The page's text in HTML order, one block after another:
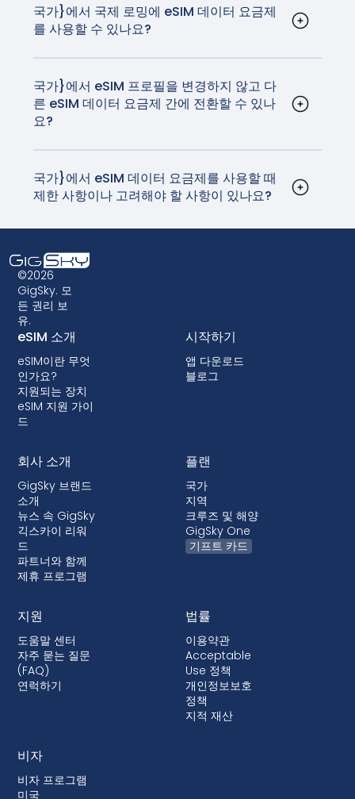
사를 변경할 수 있습니다.
국가}에서 국제 로밍에 eSIM 데이터 요금제
를 사용할 수 있나요?
신사가 부과하는 데이터 로밍 비용의 일부로 고품질
의 안정적인 네트워크와 연결을 제공합니다.
국가}에서 eSIM 프로필을 변경하지 않고 다
른 eSIM 데이터 요금제 간에 전환할 수 있나
요?
정은 매우 간단하며 실제 SIM 카드를 교체할 필요가
없습니다. 집에 돌아가기 전에 SIM 카드를 분실하지
니다.
국가}에서 eSIM 데이터 요금제를 사용할 때
제한 사항이나 고려해야 할 사항이 있나요?
호환되는지 확인하는 것이 중요합니다. 또한 일부 구
형 디바이스는 eSIM 기술을 지원하지 않을 수 있으
므로 eSIM 데이터 요금제를 선택하기 전에 호환성
을 확인하는 것이 중요합니다. 일부 이동통신사에서
는 단말기를 잠가서 eSIM을 사용하지 못하게 할 수
도 있습니다. 대부분의 국가에서는 잠금 기능이 허용
되지 않지만, 잠금 기능이 있는 경우 대부분 후불 요
금제에서 단말기 할부 구매 시 함께 제공됩니다.
©2026
GigSky. 모
든 권리 보
유.
eSIM 소개
eSIM이란 무엇
인가요?
지원되는 장치
eSIM 지원 가이
드
시작하기
앱 다운로드
블로그
회사 소개
GigSky 브랜드
소개
뉴스 속 GigSky
긱스카이 리워
드
파트너와 함께
제휴 프로그램
플랜
국가
지역
크루즈 및 해양
GigSky One
기프트 카드
지원
도움말 센터
자주 묻는 질문
(FAQ)
연럭하기
법률
이용약관
Acceptable
Use 정책
개인정보보호
정책
지적 재산
비자
비자 프로그램
미국